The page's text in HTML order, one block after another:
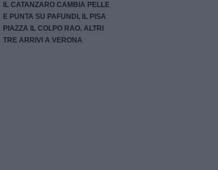
IL CATANZARO CAMBIA PELLE
E PUNTA SU PAFUNDI, IL PISA
PIAZZA IL COLPO RAO. ALTRI
TRE ARRIVI A VERONA